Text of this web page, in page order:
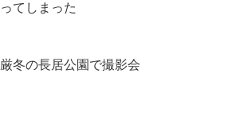
ってしまった
厳冬の長居公園で撮影会